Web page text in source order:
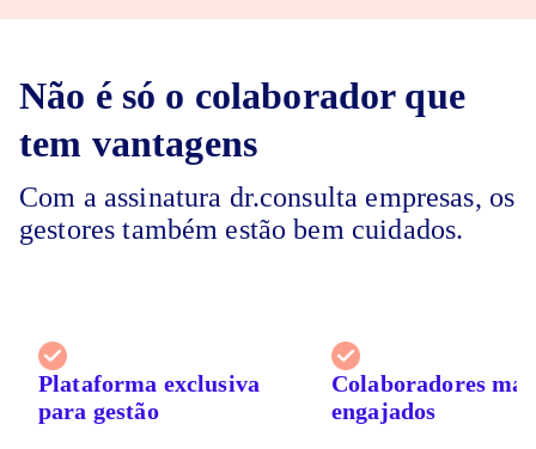
Não é só o colaborador que
tem vantagens
Com a assinatura dr.consulta empresas, os
gestores também estão bem cuidados.
Plataforma exclusiva
para gestão
Colaboradores
engajados